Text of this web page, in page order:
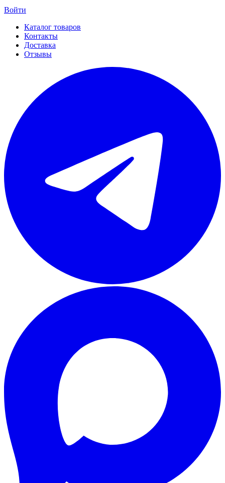
Войти
Каталог товаров
Контакты
Доставка
Отзывы